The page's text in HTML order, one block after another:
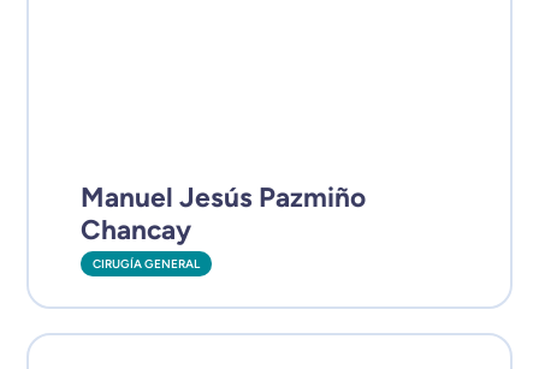
Manuel Jesús Pazmiño
Chancay
CIRUGÍA GENERAL